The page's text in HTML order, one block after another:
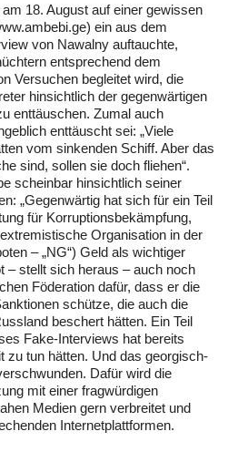
18. August auf einer gewissen
ein aus dem
von Nawalny auftauchte,
entsprechend dem
Versuchen begleitet wird, die
hinsichtlich der gegenwärtigen
enttäuschen. Zumal auch
enttäuscht sei: „Viele
vom sinkenden Schiff. Aber das
sind, sollen sie doch fliehen“.
scheinbar hinsichtlich seiner
„Gegenwärtig hat sich für ein Teil
für Korruptionsbekämpfung,
Organisation in der
– „NG“) Geld als wichtiger
– stellt sich heraus – auch noch
Föderation dafür, dass er die
schütze, die auch die
beschert hätten. Ein Teil
Fake-Interviews hat bereits
zu tun hätten. Und das georgisch-
Dafür wird die
mit einer fragwürdigen
Medien gern verbreitet und
Internetplattformen.